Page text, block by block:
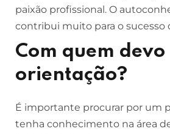
paixão profissional. O
contribui muito para o sucesso
Com quem
orientação?
É importante procurar por um
tenha conhecimento na área